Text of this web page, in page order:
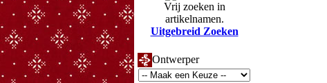
Vrij zoeken in
artikelnamen.
Uitgebreid Zoeken
Ontwerper